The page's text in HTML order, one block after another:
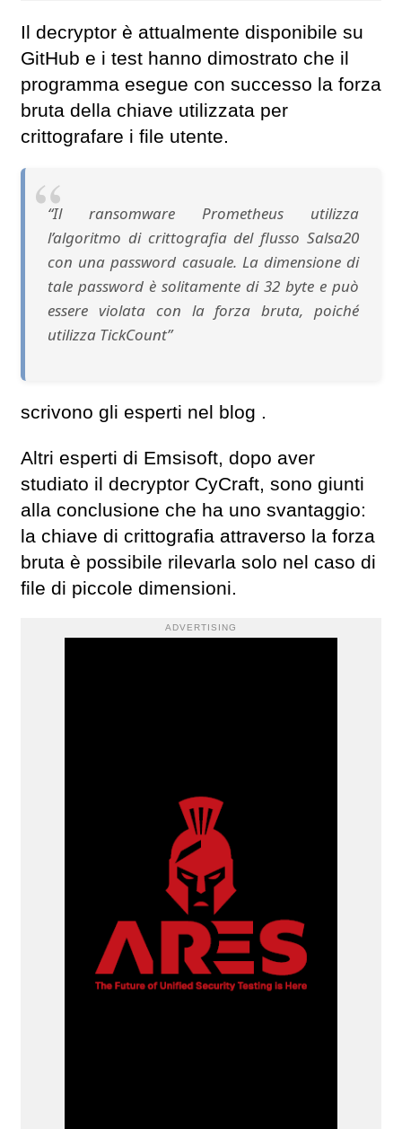
Il decryptor è attualmente disponibile su
GitHub e i test hanno dimostrato che il
programma esegue con successo la forza
bruta della chiave utilizzata per
crittografare i file utente.
“Il ransomware Prometheus utilizza
l’algoritmo di crittografia del flusso Salsa20
con una password casuale. La dimensione di
tale password è solitamente di 32 byte e può
essere violata con la forza bruta, poiché
utilizza TickCount”
scrivono gli esperti nel blog .
Altri esperti di Emsisoft, dopo aver
studiato il decryptor CyCraft, sono giunti
alla conclusione che ha uno svantaggio:
la chiave di crittografia attraverso la forza
bruta è possibile rilevarla solo nel caso di
file di piccole dimensioni.
ADVERTISING